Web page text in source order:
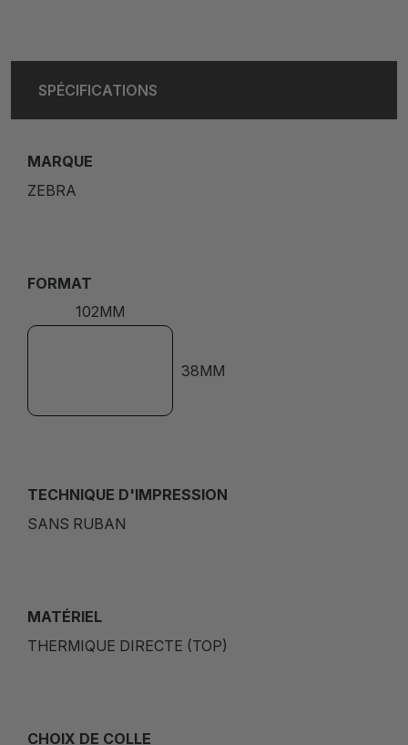
SPÉCIFICATIONS
MARQUE
ZEBRA
FORMAT
102MM
38MM
TECHNIQUE D'IMPRESSION
SANS RUBAN
MATÉRIEL
THERMIQUE DIRECTE (TOP)
CHOIX DE COLLE